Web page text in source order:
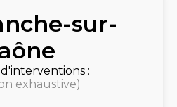
sur-
:
exhaustive)